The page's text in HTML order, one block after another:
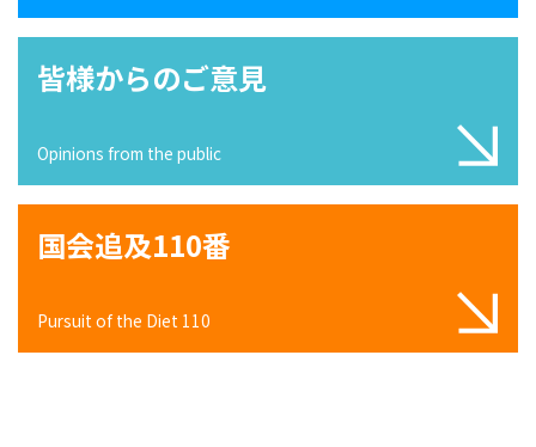
皆様からのご意見
Opinions from the public
国会追及110番
Pursuit of the Diet 110